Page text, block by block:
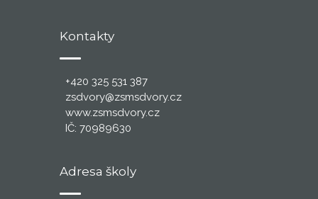
Kontakty
+420 325 531 387
zsdvory@zsmsdvory.cz
www.zsmsdvory.cz
IČ: 70989630
Adresa školy